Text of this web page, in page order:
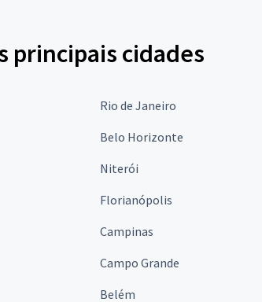
principais cidades
Rio de Janeiro
Belo Horizonte
Niterói
Florianópolis
Campinas
Campo Grande
Belém